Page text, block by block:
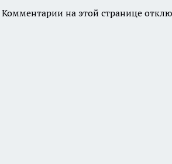
Комментарии на этой странице